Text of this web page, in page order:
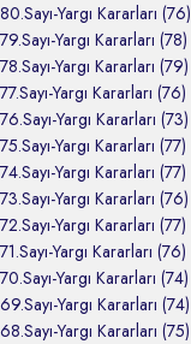
80.Sayı-Yargı Kararları (76)
79.Sayı-Yargı Kararları (78)
78.Sayı-Yargı Kararları (79)
77.Sayı-Yargı Kararları (76)
76.Sayı-Yargı Kararları (73)
75.Sayı-Yargı Kararları (77)
74.Sayı-Yargı Kararları (77)
73.Sayı-Yargı Kararları (76)
72.Sayı-Yargı Kararları (77)
71.Sayı-Yargı Kararları (76)
70.Sayı-Yargı Kararları (74)
69.Sayı-Yargı Kararları (74)
68.Sayı-Yargı Kararları (75)